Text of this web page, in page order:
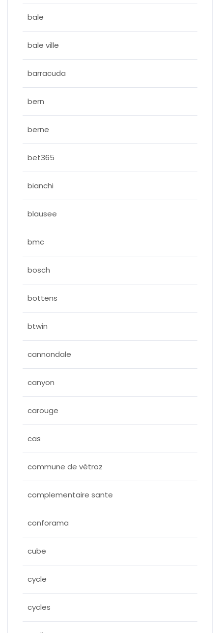
bale
bale ville
barracuda
bern
berne
bet365
bianchi
blausee
bmc
bosch
bottens
btwin
cannondale
canyon
carouge
cas
commune de vétroz
complementaire sante
conforama
cube
cycle
cycles